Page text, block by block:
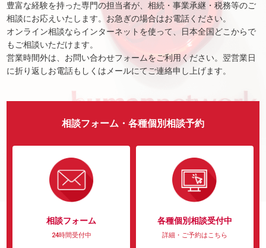
豊富な経験を持った専門の担当者が、相続・事業承継・税務等のご
相談にお応えいたします。お急ぎの場合はお電話ください。
オンライン相談ならインターネットを使って、日本全国どこからで
もご相談いただけます。
営業時間外は、お問い合わせフォームをご利用ください。翌営業日
に折り返しお電話もしくはメールにてご連絡申し上げます。
相談フォーム・各種個別相談予約
相談フォーム
24時間受付中
各種個別相談受付中
詳細・ご予約はこちら